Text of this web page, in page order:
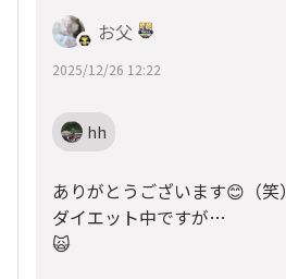
お父
2025/12/26 12:22
hh
ありがとうございます😊（笑）
ダイエット中ですが…
🙀